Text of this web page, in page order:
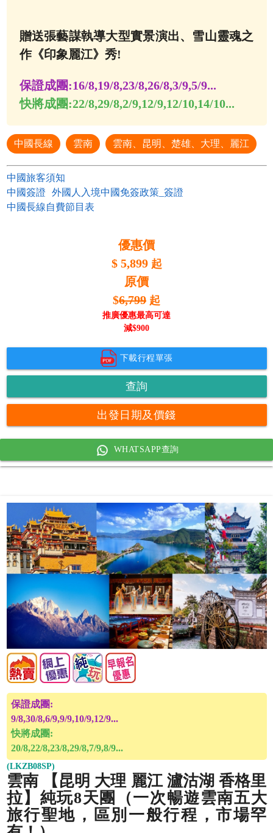
贈送張藝謀執導大型實景演出、雪山靈魂之
作《印象麗江》秀!
保證成團:16/8,19/8,23/8,26/8,3/9,5/9...
快將成團:22/8,29/8,2/9,12/9,12/10,14/10...
中國長線 雲南 雲南、昆明、楚雄、大理、麗江
中國旅客須知
中國簽證
外國人入境中國免簽政策_簽證
中國長線自費節目表
優惠價
$ 5,899 起
原價
$6,799 起
推廣優惠最高可達
減$900
下載行程單張
查詢
出發日期及價錢
WHATSAPP查詢
保證成團:
9/8,30/8,6/9,9/9,10/9,12/9...
快將成團:
20/8,22/8,23/8,29/8,7/9,8/9...
(LKZB08SP)
雲南 【昆明 大理 麗江 瀘沽湖 香格里
拉】純玩8天團（一次暢遊雲南五大
旅行聖地，區別一般行程，市場罕